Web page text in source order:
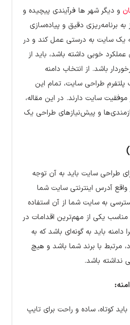
و دیگر شهر ها فرآیندی پیچیده و
برنامه‌ریزی دقیق و پیاده‌سازی
یک سایت به درستی عمل کند و در
خوبی داشته باشد، باید از
باشد. از انتخاب دامنه
پلتفرم طراحی سایت، تمام این
سایت دارند. در این مقاله،
و پیش‌نیازهای طراحی یک
طراحی سایت باید به آن توجه
واقع آدرس اینترنتی سایت شما
به سایت شما از آن استفاده
مناسب یکی از مهم‌ترین اقدامات در
باید به گونه‌ای باشد که به
مرتبط با برند شما باشد و هیچ
نداشته باشد.
باید کوتاه، ساده و راحت برای تایپ